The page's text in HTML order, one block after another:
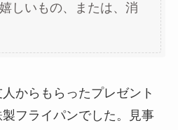
しいもの、または、消
からもらったプレゼント
フライパンでした。見事